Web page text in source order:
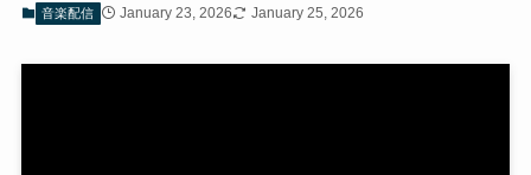
音楽配信 January 23, 2026 January 25, 2026